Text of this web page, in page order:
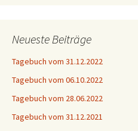
Neueste Beiträge
Tagebuch vom 31.12.2022
Tagebuch vom 06.10.2022
Tagebuch vom 28.06.2022
Tagebuch vom 31.12.2021